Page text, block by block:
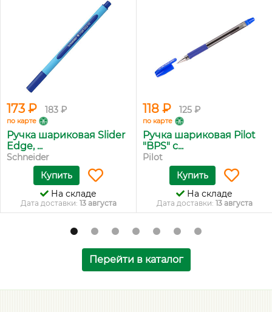
173 ₽ 183 ₽
по карте
Ручка шариковая Slider
Edge, ...
Schneider
Купить
На складе
Дата доставки: 13 августа
118 ₽ 125 ₽
по карте
Ручка шариковая Pilot
"BPS" с...
Pilot
Купить
На складе
Дата доставки: 13 августа
Перейти в каталог